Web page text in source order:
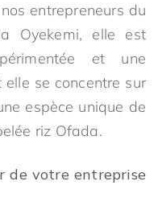
entrepreneurs du
Oyekemi, elle est
et une
se concentre sur
espèce unique de
riz Ofada.
de votre entreprise